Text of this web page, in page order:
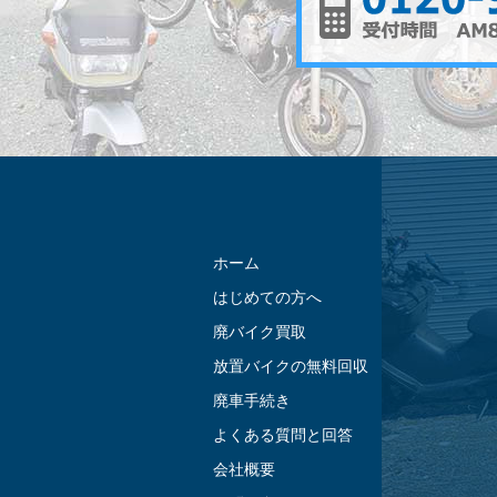
ホーム
はじめての方へ
廃バイク買取
放置バイクの無料回収
廃車手続き
よくある質問と回答
会社概要